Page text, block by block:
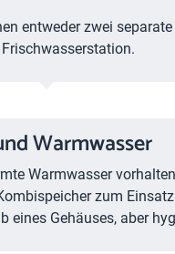
entweder zwei separate
Warmwasser
Warmwasser
zum
Gehäuses, aber